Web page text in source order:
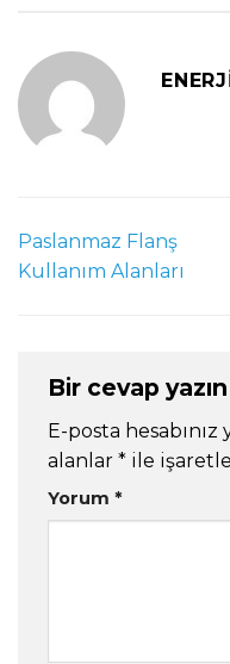
Paslanmaz Flanş
Kullanım Alanları
Bir cevap yazın
E-posta hesabınız
alanlar * ile
Yorum *